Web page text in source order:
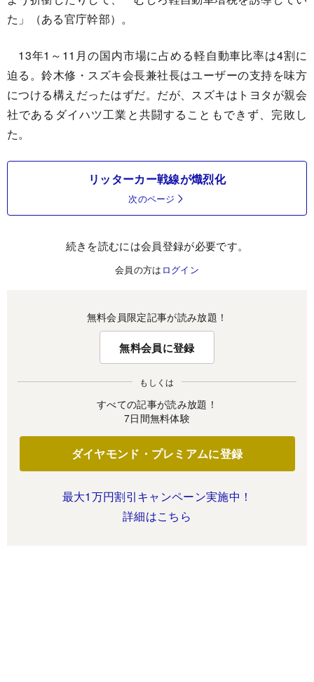
た」（ある官庁幹部）。
13年1～11月の国内市場に占める軽自動車比率は4割に
迫る。鈴木修・スズキ会長兼社長はユーザーの支持を味方
につける構えだったはずだ。だが、スズキはトヨタが親会
社であるダイハツ工業と共闘することもできず、完敗し
た。
リッターカー戦線が熾烈化
次のページ
続きを読むには会員登録が必要です。
会員の方は ログイン
無料会員限定記事が読み放題！
無料会員に登録
もしくは
すべての記事が読み放題！
7日間無料体験
ダイヤモンド・プレミアムに登録
最大1万円割引キャンペーン実施中！
詳細はこちら